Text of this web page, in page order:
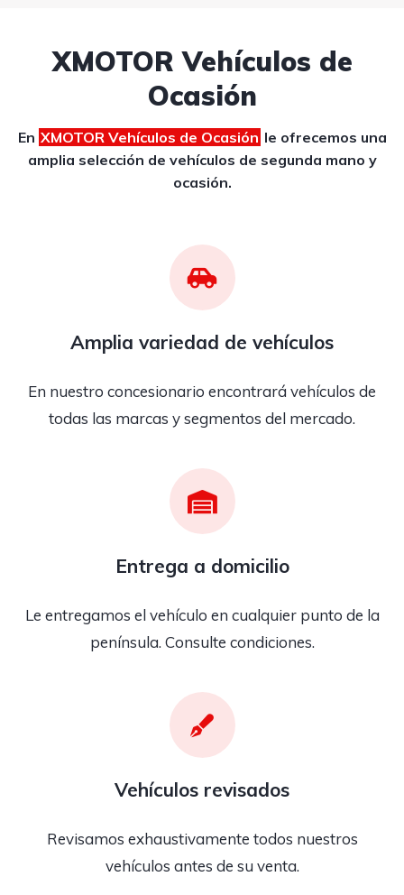
XMOTOR Vehículos de
Ocasión
En XMOTOR Vehículos de Ocasión le ofrecemos una
amplia selección de vehículos de segunda mano y
ocasión.
Amplia variedad de vehículos
En nuestro concesionario encontrará vehículos de
todas las marcas y segmentos del mercado.
Entrega a domicilio
Le entregamos el vehículo en cualquier punto de la
península. Consulte condiciones.
Vehículos revisados
Revisamos exhaustivamente todos nuestros
vehículos antes de su venta.